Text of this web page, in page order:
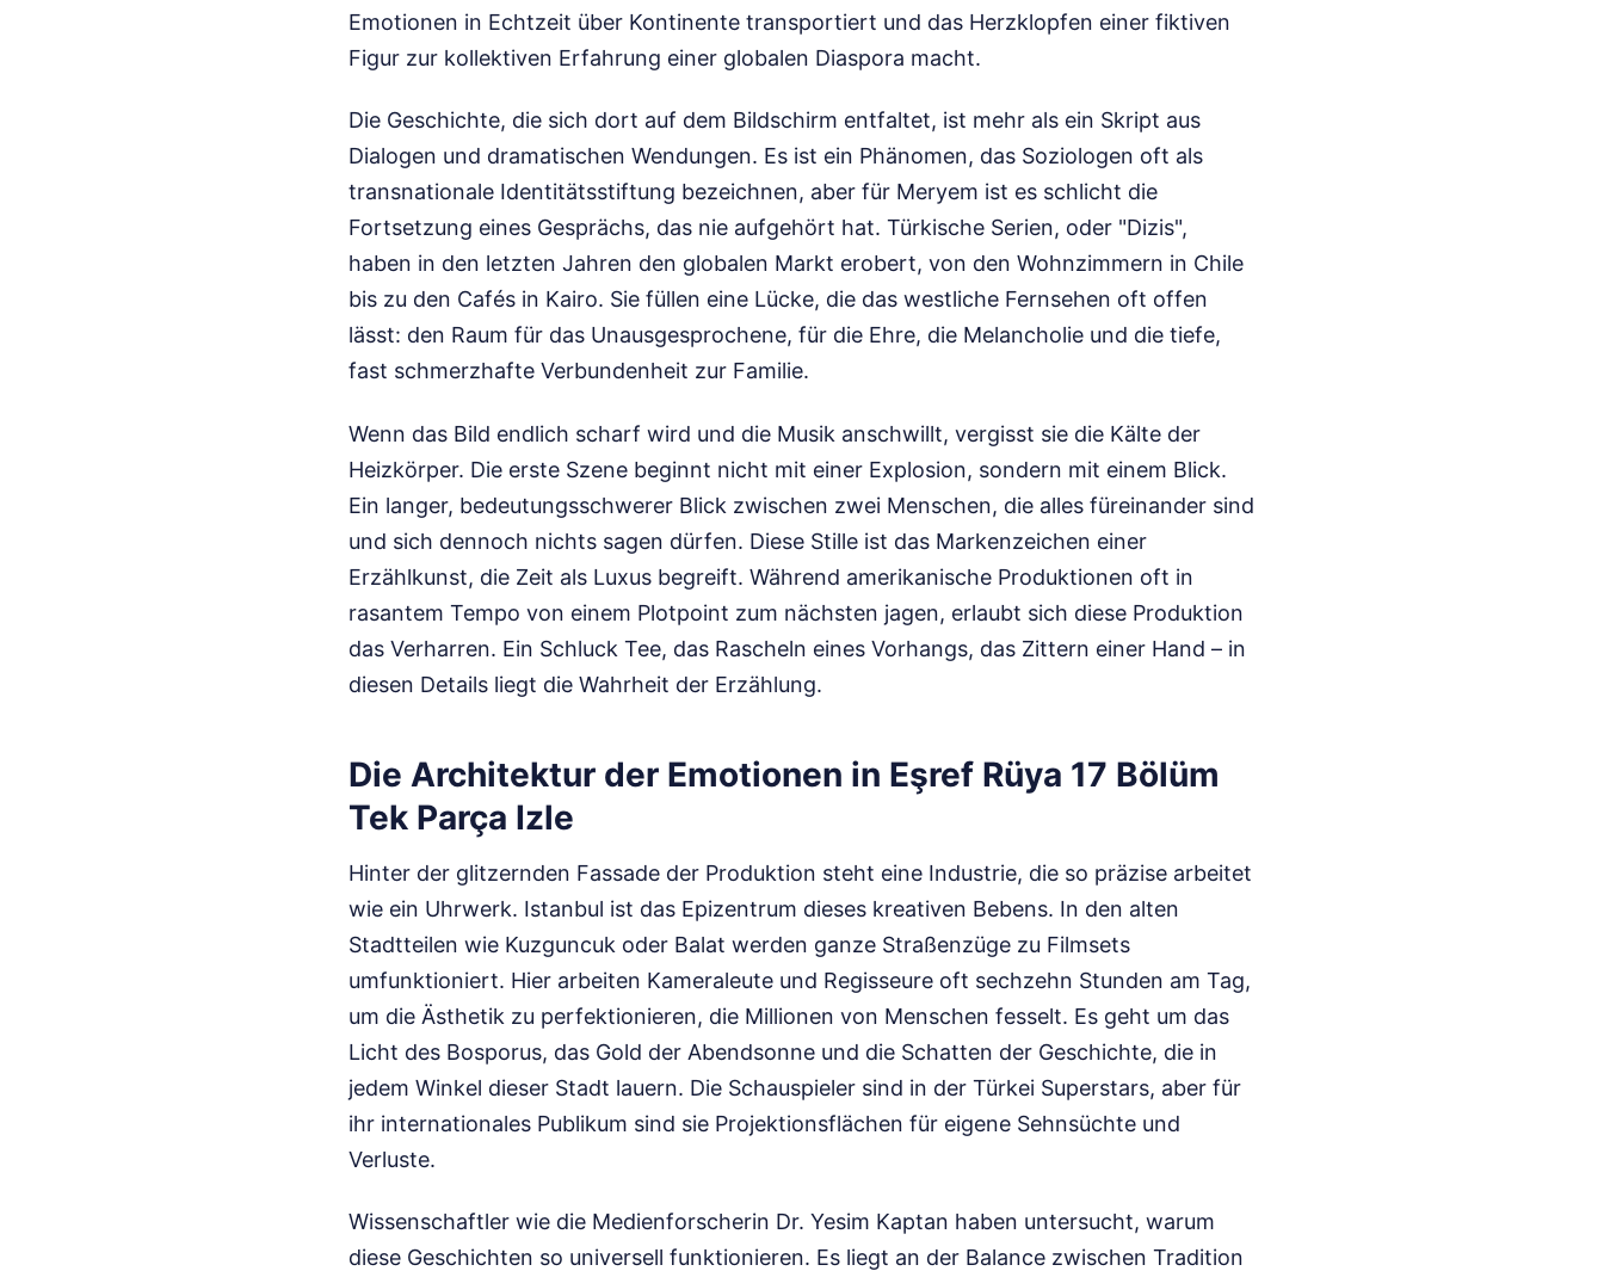
Emotionen in Echtzeit über Kontinente transportiert und das Herzklopfen einer fiktiven
Figur zur kollektiven Erfahrung einer globalen Diaspora macht.
Die Geschichte, die sich dort auf dem Bildschirm entfaltet, ist mehr als ein Skript aus
Dialogen und dramatischen Wendungen. Es ist ein Phänomen, das Soziologen oft als
transnationale Identitätsstiftung bezeichnen, aber für Meryem ist es schlicht die
Fortsetzung eines Gesprächs, das nie aufgehört hat. Türkische Serien, oder "Dizis",
haben in den letzten Jahren den globalen Markt erobert, von den Wohnzimmern in Chile
bis zu den Cafés in Kairo. Sie füllen eine Lücke, die das westliche Fernsehen oft offen
lässt: den Raum für das Unausgesprochene, für die Ehre, die Melancholie und die tiefe,
fast schmerzhafte Verbundenheit zur Familie.
Wenn das Bild endlich scharf wird und die Musik anschwillt, vergisst sie die Kälte der
Heizkörper. Die erste Szene beginnt nicht mit einer Explosion, sondern mit einem Blick.
Ein langer, bedeutungsschwerer Blick zwischen zwei Menschen, die alles füreinander sind
und sich dennoch nichts sagen dürfen. Diese Stille ist das Markenzeichen einer
Erzählkunst, die Zeit als Luxus begreift. Während amerikanische Produktionen oft in
rasantem Tempo von einem Plotpoint zum nächsten jagen, erlaubt sich diese Produktion
das Verharren. Ein Schluck Tee, das Rascheln eines Vorhangs, das Zittern einer Hand – in
diesen Details liegt die Wahrheit der Erzählung.
Die Architektur der Emotionen in Eşref Rüya 17 Bölüm
Tek Parça Izle
Hinter der glitzernden Fassade der Produktion steht eine Industrie, die so präzise arbeitet
wie ein Uhrwerk. Istanbul ist das Epizentrum dieses kreativen Bebens. In den alten
Stadtteilen wie Kuzguncuk oder Balat werden ganze Straßenzüge zu Filmsets
umfunktioniert. Hier arbeiten Kameraleute und Regisseure oft sechzehn Stunden am Tag,
um die Ästhetik zu perfektionieren, die Millionen von Menschen fesselt. Es geht um das
Licht des Bosporus, das Gold der Abendsonne und die Schatten der Geschichte, die in
jedem Winkel dieser Stadt lauern. Die Schauspieler sind in der Türkei Superstars, aber für
ihr internationales Publikum sind sie Projektionsflächen für eigene Sehnsüchte und
Verluste.
Wissenschaftler wie die Medienforscherin Dr. Yesim Kaptan haben untersucht, warum
diese Geschichten so universell funktionieren. Es liegt an der Balance zwischen Tradition